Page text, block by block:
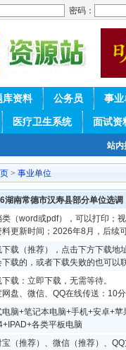
密码：
库资料 公务员 事业
医疗卫生系统 面试资
站内
> 事业单位
湖南常德市汉寿县部分单位选
类（word或pdf），可以打印；
料更新时间；2026年8月，后续
下载（推荐），点击下方下载地
下载的，或者下载失败的也可以
载：立即下载，无需等待。
网盘、微信、QQ在线传送：10
电脑+笔记本电脑+手机+安卓+苹
各类平板电脑
宝（推荐）、微信（推荐）、